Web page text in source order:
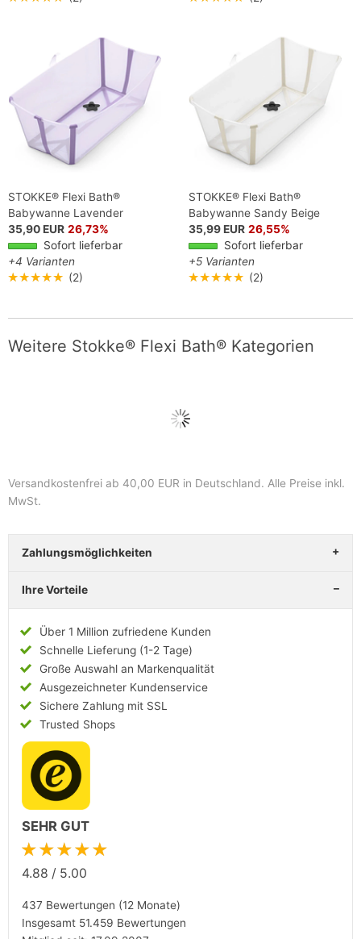
STOKKE® Flexi Bath®
Babywanne Lavender
35,90 EUR 26,73%
Sofort lieferbar
+4 Varianten
★★★★★ (2)
STOKKE® Flexi Bath®
Babywanne Sandy Beige
35,99 EUR 26,55%
Sofort lieferbar
+5 Varianten
★★★★★ (2)
Weitere Stokke® Flexi Bath® Kategorien
Versandkostenfrei ab 40,00 EUR in Deutschland. Alle Preise inkl.
MwSt.
Zahlungsmöglichkeiten
Ihre Vorteile
Über 1 Million zufriedene Kunden
Schnelle Lieferung (1-2 Tage)
Große Auswahl an Markenqualität
Ausgezeichneter Kundenservice
Sichere Zahlung mit SSL
Trusted Shops
SEHR GUT
★★★★★
4.88 / 5.00
437 Bewertungen (12 Monate)
Insgesamt 51.459 Bewertungen